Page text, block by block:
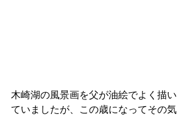
木崎湖の風景画を父が油絵でよく描い
ていましたが、この歳になってその気